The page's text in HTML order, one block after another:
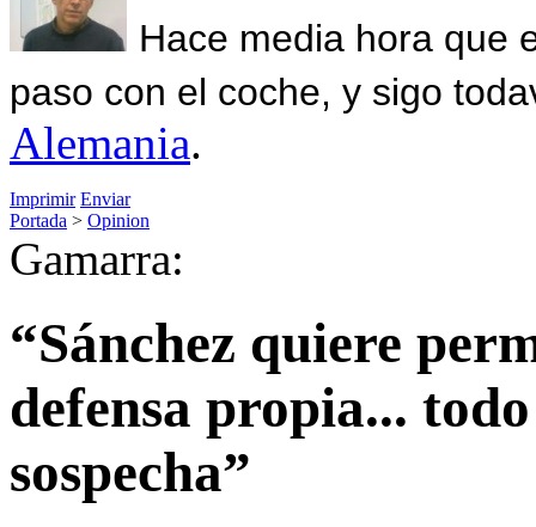
Hace media hora que
paso con el coche, y sigo
Alemania.
Imprimir Enviar
Portada > Opinion
Gamarra:
“Sánchez quiere
defensa propia...
sospecha”